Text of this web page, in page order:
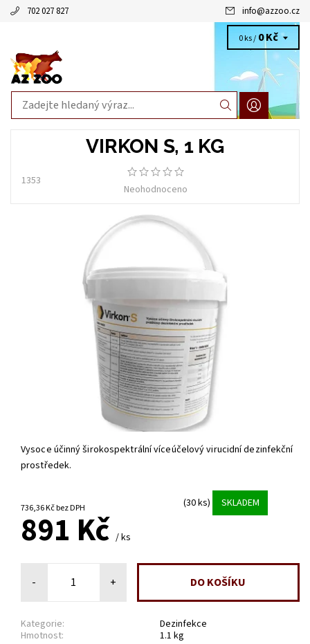
702 027 827 info@azzoo.cz
0 ks / 0 Kč
VIRKON S, 1 KG
1353
Neohodnoceno
Vysoce účinný širokospektrální víceúčelový virucidní dezinfekční
prostředek.
736,36 Kč bez DPH (30 ks) SKLADEM
891 Kč / ks
- +
Kategorie:
Dezinfekce
Hmotnost:
1.1 kg